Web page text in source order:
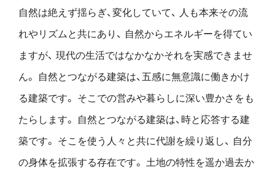
自然は絶えず揺らぎ、変化していて、
人も本来その流
れやリズムと共にあり、 自然からエネルギーを得てい
ますが、 現代の生活ではなかなかそれを実感できませ
ん。
自然とつながる建築は、五感に無意識に働きかけ
る建築です。 そこでの営みや暮らしに深い豊かさをも
たらします。
自然とつながる建築は、時と応答する建
築です。 そこを使う人々と共に代謝を繰り返し、 自分
の身体を拡張する存在です。 土地の特性を遥か過去か